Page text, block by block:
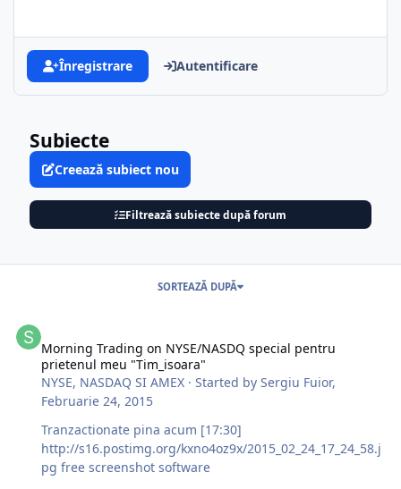
Înregistrare Autentificare
Subiecte
Creează subiect nou
Filtrează subiecte după forum
SORTEAZĂ DUPĂ
Morning Trading on NYSE/NASDQ special pentru
prietenul meu "Tim_isoara"
NYSE, NASDAQ SI AMEX · Started bySergiu Fuior,
Februarie 24, 2015
Tranzactionate pina acum [17:30]
http://s16.postimg.org/kxno4oz9x/2015_02_24_17_24_58.j
pg free screenshot software